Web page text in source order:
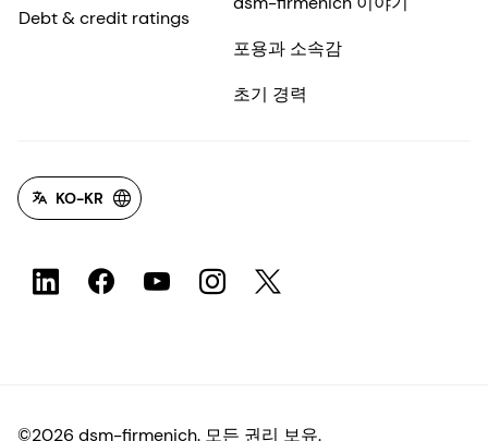
Debt & credit ratings
포용과 소속감
초기 경력
KO-KR
©2026 dsm-firmenich. 모든 권리 보유.